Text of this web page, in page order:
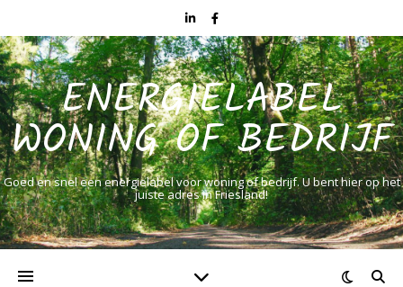
ENERGIELABEL
WONING OF BEDRIJF
Goed en snel een energielabel voor woning of bedrijf. U bent hier op het
juiste adres in Friesland!